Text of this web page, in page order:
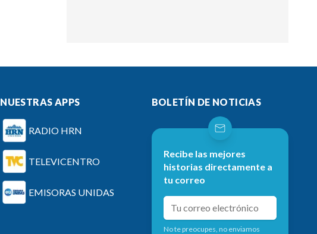
NUESTRAS APPS
RADIO HRN
TELEVICENTRO
EMISORAS UNIDAS
BOLETÍN DE NOTICIAS
Recibe las mejores
historias directamente a
tu correo
No te preocupes, no enviamos